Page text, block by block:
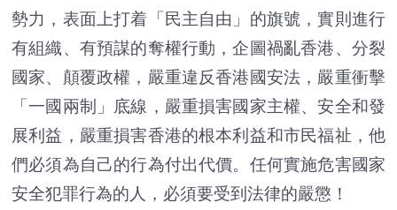
勢力，表面上打着「民主自由」的旗號，實則進行
有組織、有預謀的奪權行動，企圖禍亂香港、分裂
國家、顛覆政權，嚴重違反香港國安法，嚴重衝擊
「一國兩制」底線，嚴重損害國家主權、安全和發
展利益，嚴重損害香港的根本利益和市民福祉，他
們必須為自己的行為付出代價。任何實施危害國家
安全犯罪行為的人，必須要受到法律的嚴懲！